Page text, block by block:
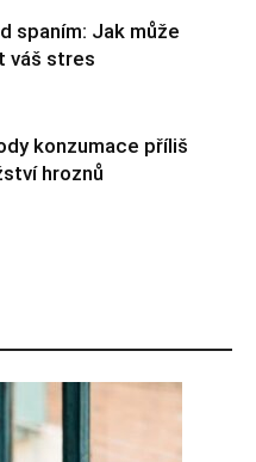
spaním: Jak může
váš stres
konzumace příliš
hroznů